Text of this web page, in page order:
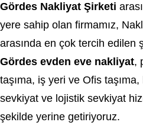
Gördes Nakliyat Şirketi
yere sahip olan firmamız,
arasında en çok tercih edilen
Gördes evden eve nakliyat,
taşıma, iş yeri ve Ofis taşıma,
sevkiyat ve lojistik sevkiyat
şekilde yerine getiriyoruz.